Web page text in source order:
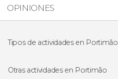
OPINIONES
Tipos de actividades en Portimão
Excursiones de un día
Otras actividades en Portimão